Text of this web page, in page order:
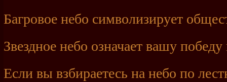
Багровое небо символизирует
Звездное небо означает вашу
Если вы взбираетесь на небо по